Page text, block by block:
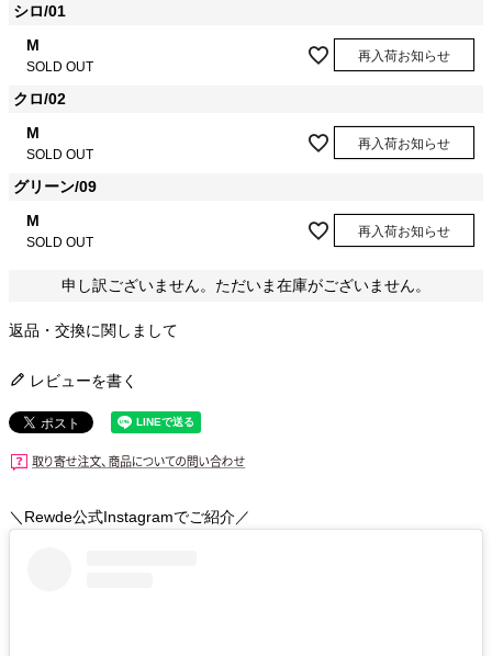
シロ/01
M
SOLD OUT
再入荷お知らせ
クロ/02
M
SOLD OUT
再入荷お知らせ
グリーン/09
M
SOLD OUT
再入荷お知らせ
申し訳ございません。ただいま在庫がございません。
返品・交換に関しまして
レビューを書く
＼Rewde公式Instagramでご紹介／